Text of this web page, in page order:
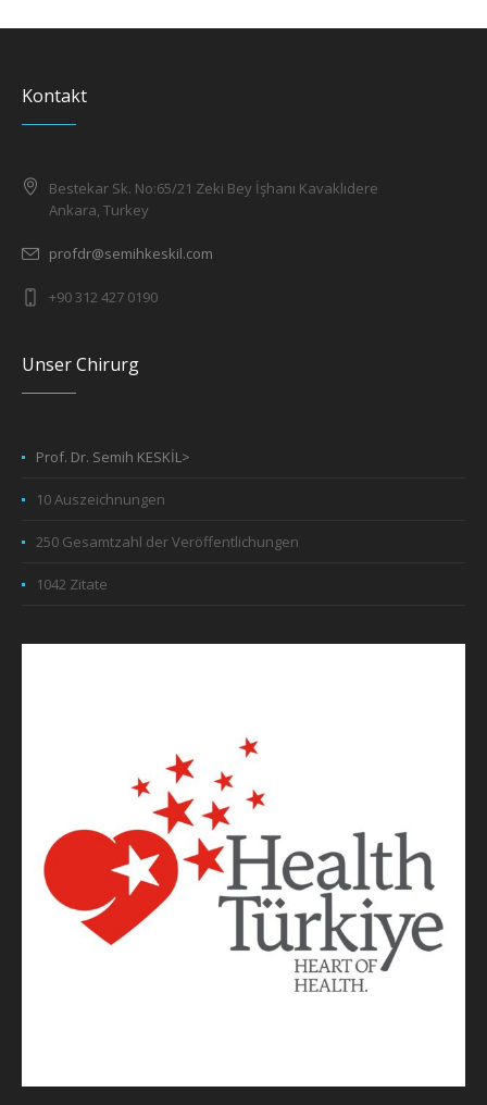
Kontakt
Bestekar Sk. No:65/21 Zeki Bey İşhanı Kavaklıdere
Ankara, Turkey
profdr@semihkeskil.com
+90 312 427 0190
Unser Chirurg
Prof. Dr. Semih KESKİL>
10 Auszeichnungen
250 Gesamtzahl der Veröffentlichungen
1042 Zitate